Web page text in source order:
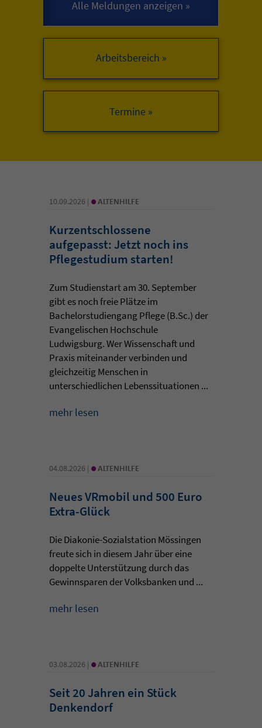
Arbeitsbereich »
10.09.2026 | • ALTENHILFE
Kurzentschlossene
aufgepasst: Jetzt noch ins
Pflegestudium starten!
Zum Studienstart am 30. September
gibt es noch freie Plätze im
Bachelorstudiengang Pflege (B.Sc.) der
Evangelischen Hochschule
Ludwigsburg. Wer Wissenschaft und
Praxis miteinander verbinden und
gleichzeitig Menschen in
unterschiedlichen Lebenssituationen ...
mehr lesen
04.08.2026 | • ALTENHILFE
Neues VRmobil und 500 Euro
Extra-Glück
Die Diakonie-Sozialstation Mössingen
freute sich in diesem Jahr über eine
doppelte Unterstützung durch das
Gewinnsparen der Volksbanken und ...
mehr lesen
03.08.2026 | • ALTENHILFE
Seit 20 Jahren ein Stück
Denkendorf